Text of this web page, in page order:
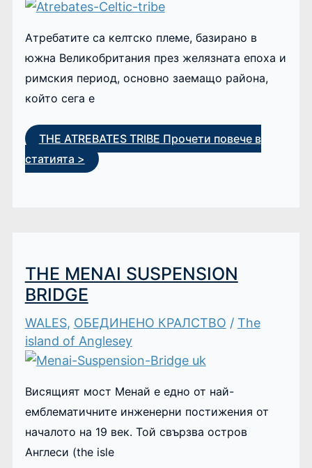
Атребатите са келтско племе, базирано в
южна Великобритания през желязната епоха и
римския период, основно заемащо района,
който сега е
THE ATREBATES TRIBE Прочети повече в
статията >
THE MENAI SUSPENSION
BRIDGE
WALES, ОБЕДИНЕНО КРАЛСТВО / The
island of Anglesey
Висящият мост Менай е едно от най-
емблематичните инженерни постижения от
началото на 19 век. Той свързва остров
Англеси (the islе